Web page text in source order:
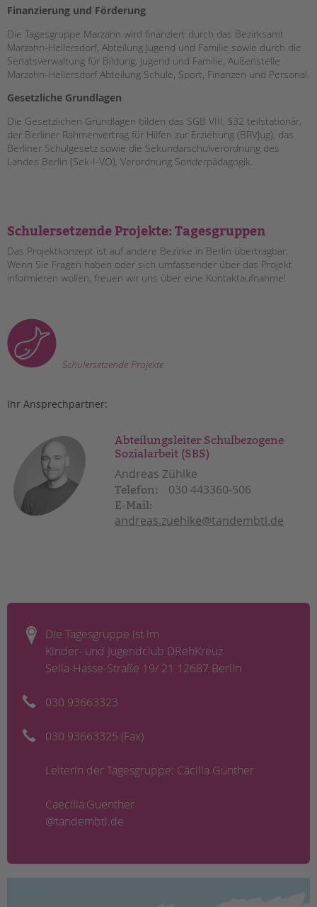
Intranet
Finanzierung und Förderung
Die Tagesgruppe Marzahn wird finanziert durch das Bezirksamt
Marzahn-Hellersdorf, Abteilung Jugend und Familie sowie durch die
Senatsverwaltung für Bildung, Jugend und Familie, Außenstelle
Marzahn-Hellersdorf Abteilung Schule, Sport, Finanzen und Personal.
Gesetzliche Grundlagen
Die Gesetzlichen Grundlagen bilden das SGB VIII, §32 teilstationär,
der Berliner Rahmenvertrag für Hilfen zur Erziehung (BRVJug), das
Berliner Schulgesetz sowie die Sekundarschulverordnung des
Landes Berlin (Sek-I-VO), Verordnung Sonderpädagogik.
Schulersetzende Projekte: Tagesgruppen
Das Projektkonzept ist auf andere Bezirke in Berlin übertragbar.
Wenn Sie Fragen haben oder sich umfassender über das Projekt
informieren wollen, freuen wir uns über eine Kontaktaufnahme!
Schulersetzende Projekte
Ihr Ansprechpartner:
Abteilungsleiter Schulbezogene
Sozialarbeit (SBS)
Andreas Zühlke
Telefon: 030 443360-506
E-Mail:
andreas.zuehlke@tandembtl.de
Die Tagesgruppe ist im
Kinder- und Jugendclub DRehKreuz
Sella-Hasse-Straße 19/ 21 12687 Berlin
030 93663323
030 93663325 (Fax)
Leiterin der Tagesgruppe: Cäcilia Günther
Caecilia.Guenther
@tandembtl.de